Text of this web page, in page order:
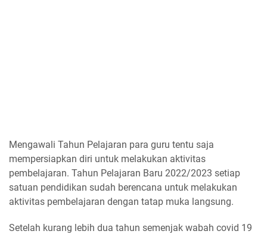
Mengawali Tahun Pelajaran para guru tentu saja
mempersiapkan diri untuk melakukan aktivitas
pembelajaran. Tahun Pelajaran Baru 2022/2023 setiap
satuan pendidikan sudah berencana untuk melakukan
aktivitas pembelajaran dengan tatap muka langsung.
Setelah kurang lebih dua tahun semenjak wabah covid 19